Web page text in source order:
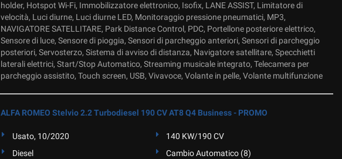
holder, Hotspot Wi-Fi, Immobilizzatore elettronico, Isofix, LANE ASSIST, Limitatore di
velocità, Luci diurne, Luci diurne LED, Monitoraggio pressione pneumatici, MP3,
NAVIGATORE SATELLITARE, Park Distance Control, PDC, Portellone posteriore elettrico,
Sensore di luce, Sensore di pioggia, Sensori di parcheggio anteriori, Sensori di parcheggio
posteriori, Servosterzo, Sistema di avviso di distanza, Navigatore satellitare, Specchietti
laterali elettrici, Start/Stop Automatico, Streaming musicale integrato, Telecamera per
parcheggio assistito, Touch screen, USB, Vivavoce, Volante in pelle, Volante multifunzione
ALFA ROMEO Stelvio 2.2 Turbodiesel 190 CV AT8 Q4 Business - PROMO
Usato, 10/2020
140 KW/190 CV
Diesel
Cambio Automatico (8)